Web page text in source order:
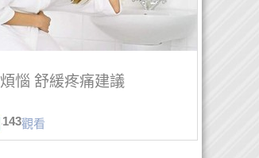
惱 舒緩疼痛建議
143觀看